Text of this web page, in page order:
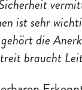
ist sehr
die
braucht